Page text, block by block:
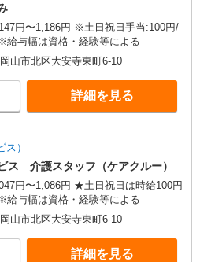
円 ※土日祝日手当:100円/
給与幅は資格・経験等による
山市北区大安寺東町6-10
詳細を見る
）
ス 介護スタッフ（ケアクルー）
円 ★土日祝日は時給100円
給与幅は資格・経験等による
山市北区大安寺東町6-10
詳細を見る